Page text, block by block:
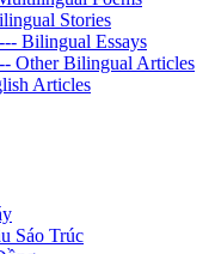
Stories
Bilingual Essays
Other Bilingual Articles
Articles
Sáo Trúc